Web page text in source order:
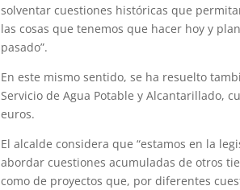
solventar cuestiones históricas que
las cosas que tenemos que hacer hoy y
pasado”.
En este mismo sentido, se ha resuelto
Servicio de Agua Potable y Alcantarillado,
euros.
El alcalde considera que “estamos en la
abordar cuestiones acumuladas de otros
como de proyectos que, por diferentes